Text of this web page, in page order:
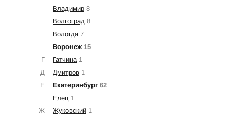
Владимир 8
Волгоград 8
Вологда 7
Воронеж 15
Г
Гатчина 1
Д
Дмитров 1
Е
Екатеринбург 62
Елец 1
Ж
Жуковский 1